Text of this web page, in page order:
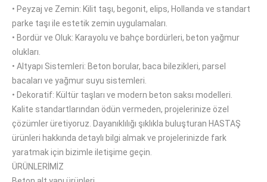
• Peyzaj ve Zemin: Kilit taşı, begonit, elips, Hollanda ve standart
parke taşı ile estetik zemin uygulamaları.
• Bordür ve Oluk: Karayolu ve bahçe bordürleri, beton yağmur
olukları.
• Altyapı Sistemleri: Beton borular, baca bilezikleri, parsel
bacaları ve yağmur suyu sistemleri.
• Dekoratif: Kültür taşları ve modern beton saksı modelleri.
Kalite standartlarından ödün vermeden, projelerinize özel
çözümler üretiyoruz. Dayanıklılığı şıklıkla buluşturan HASTAŞ
ürünleri hakkında detaylı bilgi almak ve projelerinizde fark
yaratmak için bizimle iletişime geçin.
ÜRÜNLERİMİZ